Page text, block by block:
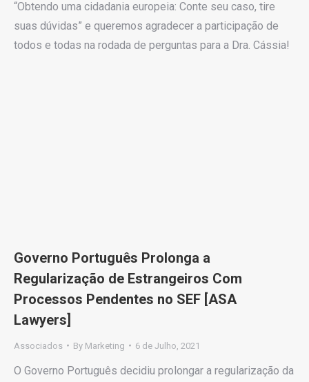
“Obtendo uma cidadania europeia: Conte seu caso, tire
suas dúvidas” e queremos agradecer a participação de
todos e todas na rodada de perguntas para a Dra. Cássia!
Governo Português Prolonga a
Regularização de Estrangeiros Com
Processos Pendentes no SEF [ASA
Lawyers]
Associados By Marketing 6 de Julho, 2021
O Governo Português decidiu prolongar a regularização da